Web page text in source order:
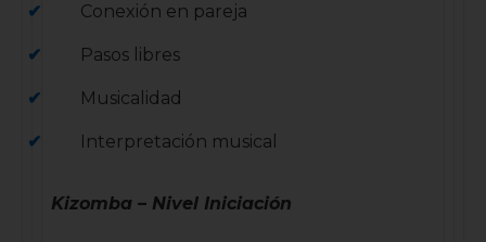
Conexión en pareja
Pasos libres
Musicalidad
Interpretación musical
Kizomba – Nivel Iniciación